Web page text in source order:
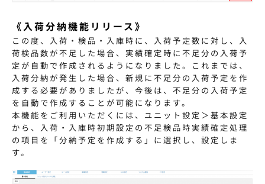
《入荷分納機能リリース》
この度、入荷・検品・入庫時に、入荷予定数に対し、入
荷検品数が不足した場合、実績確定時に不足分の入荷予
定が自動で作成されるようになりました。これまでは、
入荷分納が発生した場合、新規に不足分の入荷予定を作
成する必要がありましたが、今後は、不足分の入荷予定
を自動で作成することが可能になります。
本機能をご利用いただくには、ユニット設定＞基本設定
から、入荷・入庫時初期設定の不足検品時実績確定処理
の項目を「分納予定を作成する」に選択し、設定しま
す。